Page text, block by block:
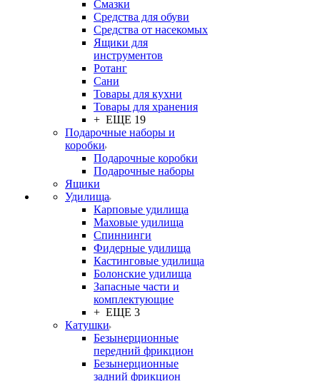
Смазки
Средства для обуви
Средства от насекомых
Ящики для
инструментов
Ротанг
Сани
Товары для кухни
Товары для хранения
+ ЕЩЕ 19
Подарочные наборы и
коробки
Подарочные коробки
Подарочные наборы
Ящики
Удилища
Карповые удилища
Маховые удилища
Спиннинги
Фидерные удилища
Кастинговые удилища
Болонские удилища
Запасные части и
комплектующие
+ ЕЩЕ 3
Катушки
Безынерционные
передний фрикцион
Безынерционные
задний фрикцион